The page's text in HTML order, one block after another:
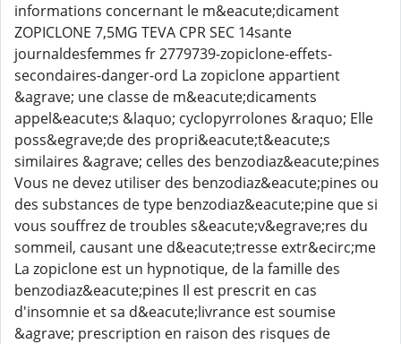
informations concernant le m&eacute;dicament
ZOPICLONE 7,5MG TEVA CPR SEC 14sante
journaldesfemmes fr 2779739-zopiclone-effets-
secondaires-danger-ord La zopiclone appartient
&agrave; une classe de m&eacute;dicaments
appel&eacute;s &laquo; cyclopyrrolones &raquo; Elle
poss&egrave;de des propri&eacute;t&eacute;s
similaires &agrave; celles des benzodiaz&eacute;pines
Vous ne devez utiliser des benzodiaz&eacute;pines ou
des substances de type benzodiaz&eacute;pine que si
vous souffrez de troubles s&eacute;v&egrave;res du
sommeil, causant une d&eacute;tresse extr&ecirc;me
La zopiclone est un hypnotique, de la famille des
benzodiaz&eacute;pines Il est prescrit en cas
d'insomnie et sa d&eacute;livrance est soumise
&agrave; prescription en raison des risques de